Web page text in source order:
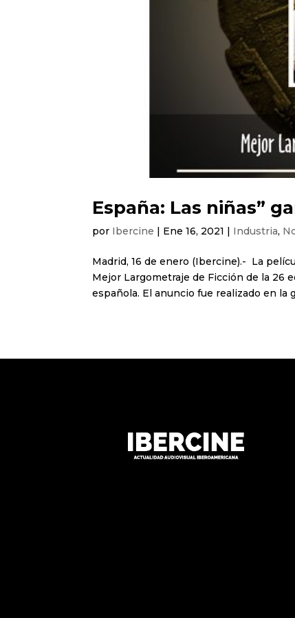
España: Las niñas”
por Ibercine | Ene 16, 2021 | Industria,
Madrid, 16 de enero (Ibercine).- La
Mejor Largometraje de Ficción de la 26
española. El anuncio fue realizado en la